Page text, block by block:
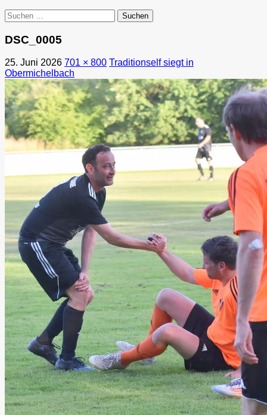
Suchen
nach:
DSC_0005
25. Juni 2026 701 × 800 Traditionself siegt in
Obermichelbach